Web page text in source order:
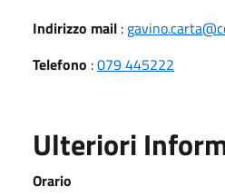
Indirizzo mail :
Telefono :079 445222
Ulteriori
Orario